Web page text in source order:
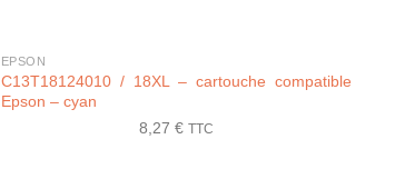
EPSON
C13T18124010 / 18XL – cartouche compatible
Epson – cyan
8,27 € TTC